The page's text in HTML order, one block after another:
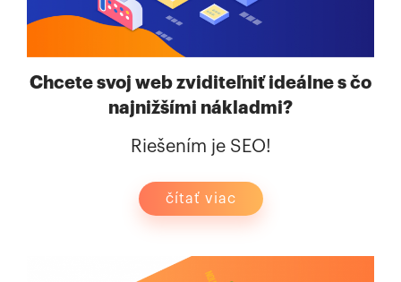
Chcete svoj web zviditeľniť ideálne s čo
najnižšími nákladmi?
Riešením je SEO!
čítať viac